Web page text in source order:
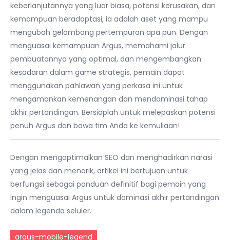
keberlanjutannya yang luar biasa, potensi kerusakan, dan
kemampuan beradaptasi, ia adalah aset yang mampu
mengubah gelombang pertempuran apa pun. Dengan
menguasai kemampuan Argus, memahami jalur
pembuatannya yang optimal, dan mengembangkan
kesadaran dalam game strategis, pemain dapat
menggunakan pahlawan yang perkasa ini untuk
mengamankan kemenangan dan mendominasi tahap
akhir pertandingan. Bersiaplah untuk melepaskan potensi
penuh Argus dan bawa tim Anda ke kemuliaan!
Dengan mengoptimalkan SEO dan menghadirkan narasi
yang jelas dan menarik, artikel ini bertujuan untuk
berfungsi sebagai panduan definitif bagi pemain yang
ingin menguasai Argus untuk dominasi akhir pertandingan
dalam legenda seluler.
argus-mobile-legend